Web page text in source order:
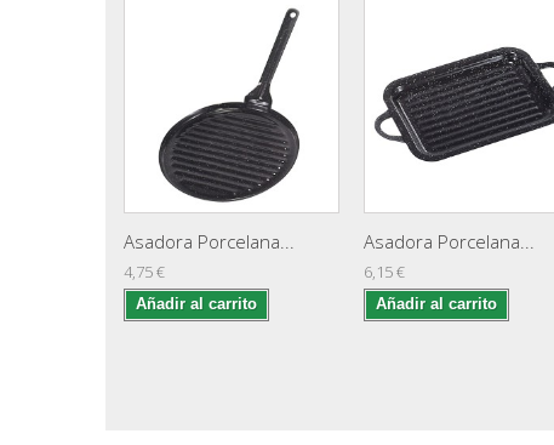
Asadora Porcelana...
4,75 €
Añadir al carrito
Asadora Porcelana...
6,15 €
Añadir al carrito